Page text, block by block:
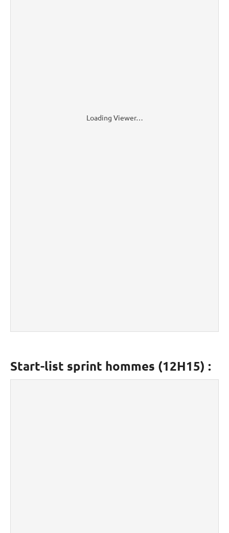
Loading Viewer…
Start-list sprint hommes (12H15) :